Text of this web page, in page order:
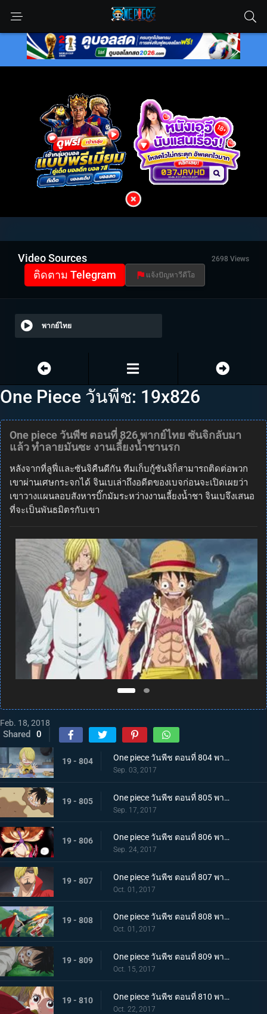
Video Sources 2698 Views
ติดตาม Telegram แจ้งปัญหาวีดีโอ
พากย์ไทย
One Piece วันพีช: 19x826
One piece วันพีช ตอนที่ 826 พากย์ไทย ซันจิกลับมา
แล้ว ทำลายมันซะ งานเลี้ยงน้ำชานรก
หลังจากที่ลูฟี่และซันจิคืนดีกัน ทีมเก็บกู้ซันจิก็สามารถติดต่อพวก
เขาผ่านเศษกระจกได้ จินเบเล่าถึงอดีตของเบจก่อนจะเปิดเผยว่า
เขาวางแผนลอบสังหารบิ๊กมัมระหว่างงานเลี้ยงน้ำชา จินเบจึงเสนอ
ที่จะเป็นพันธมิตรกับเขา
Feb. 18, 2018
Shared 0
19 - 804 One piece วันพีช ตอนที่ 804 พากย์ไทย สู่อีสต์บลู ซันจิ ตัดสินใจออกเดินทาง
Sep. 03, 2017
19 - 805 One piece วันพีช ตอนที่ 805 พากย์ไทย ต่อสู้กับขีดจำกัด ลูฟี่กับบิสกิตที่ไม่ยอมหมด
Sep. 17, 2017
19 - 806 One piece วันพีช ตอนที่ 806 พากย์ไทย พลังเต็มอิ่ม เกียร์ 4 ใหม่ แทงก์แมน
Sep. 24, 2017
19 - 807 One piece วันพีช ตอนที่ 807 พากย์ไทย การต่อสู้ที่แสนเศร้า ลูฟี่ VS ซันจิ (ครึ่งแรก)
Oct. 01, 2017
19 - 808 One piece วันพีช ตอนที่ 808 พากย์ไทย การต่อสู้ที่แสนเศร้า ลูฟี่ VS ซันจิ (ครึ่งหลัง)
Oct. 01, 2017
19 - 809 One piece วันพีช ตอนที่ 809 พากย์ไทย พายุแห่งการแก้แค้น กองทัพที่โกรธเกรี้ยวบุกเข้าโจมตี
Oct. 15, 2017
19 - 810 One piece วันพีช ตอนที่ 810 พากย์ไทย สิ้นสุดการผจญภัย ข้อเสนอที่เด็ดเดี่ยวของซันจิ
Oct. 22, 2017